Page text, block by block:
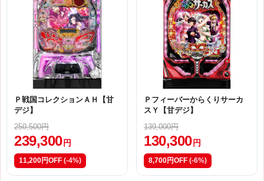
Ｐ戦国コレクションＡＨ【甘
デジ】
250,500円
239,300 円
11,200円OFF (-4%)
Ｐフィーバーからくりサーカ
スＹ【甘デジ】
139,000円
130,300 円
8,700円OFF (-6%)